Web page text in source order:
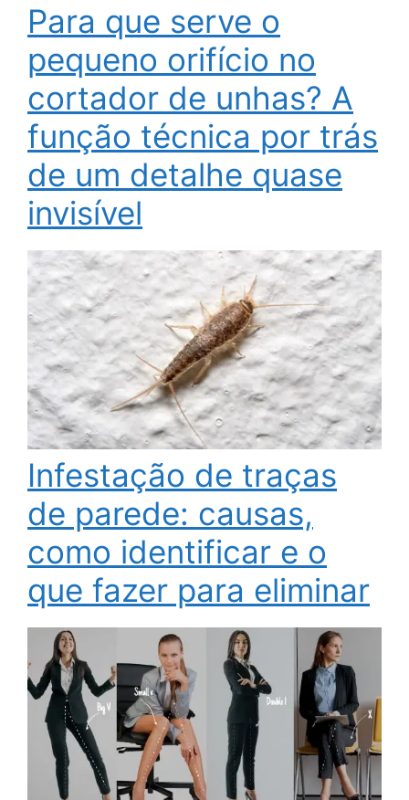
Para que serve o
pequeno orifício no
cortador de unhas? A
função técnica por trás
de um detalhe quase
invisível
Infestação de traças
de parede: causas,
como identificar e o
que fazer para eliminar